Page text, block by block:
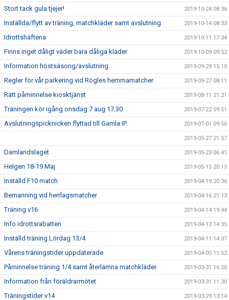
Stort tack gula tjejer! 2019-10-24 08:36
Inställda/flytt av träning, matchkläder samt avslutning 2019-10-14 08:33
Idrottshäftena 2019-10-11 17:34
Finns inget dåligt väder bara dåliga kläder 2019-10-09 09:52
Information höstsäsong/avslutning 2019-09-29 15:10
Regler för vår parkering vid Rögles hemmamatcher 2019-09-27 08:11
Rätt påminnelse kiosktjänst 2019-08-11 21:21
Träningen kör igång onsdag 7 aug 17.30 2019-07-22 09:51
Avslutningspicknicken flyttad till Gamla IP. 2019-07-01 09:56
2019-05-27 21:57
Damlandslaget 2019-05-23 06:41
Helgen 18-19 Maj 2019-05-15 20:15
Inställd F10 match 2019-04-19 20:36
Bemanning vid herrlagsmatcher 2019-04-16 21:13
Träning v16 2019-04-14 19:44
Info idrottsrabatten 2019-04-13 14:35
Inställd träning Lördag 13/4 2019-04-11 14:37
Vårens träningstider uppdaterade 2019-04-05 11:52
Påminnelse träning 1/4 samt återlämna matchkläder 2019-03-31 16:50
Information från föräldrarmötet 2019-03-31 11:30
Träningstider v14 2019-03-29 13:14